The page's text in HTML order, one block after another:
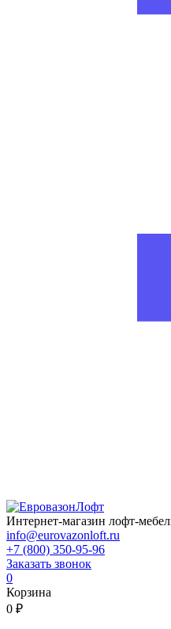
Интернет-магазин лофт-
info@eurovazonloft.ru
+7 (800) 350-95-96
Заказать звонок
0
Корзина
0 ₽